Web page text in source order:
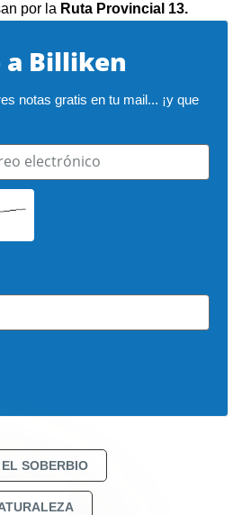
por la Ruta Provincial 13.
Billiken
notas gratis en tu mail... ¡y que
electrónico
EL SOBERBIO